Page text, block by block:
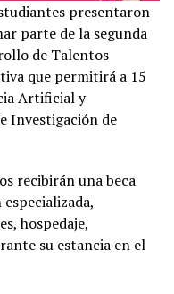
presentaron
parte de la segunda
de Talentos
que permitirá a 15
Artificial y
Investigación de
recibirán una beca
hospedaje,
su estancia en el